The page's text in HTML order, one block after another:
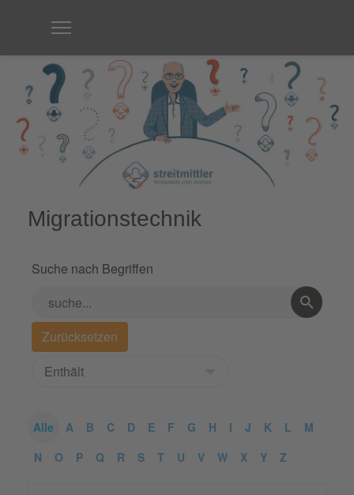
Migrationstechnik
Suche nach Begriffen
Alle A B C D E F G H I J K L
M
N
O P Q R S T U V W X Y Z